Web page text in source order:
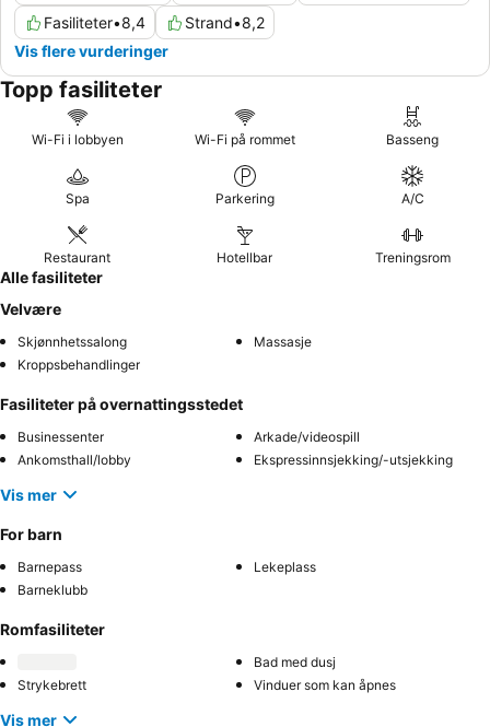
Fasiliteter•8,4 Strand•8,2
Vis flere vurderinger
Topp fasiliteter
Wi-Fi i lobbyen Wi-Fi på rommet Basseng
Spa Parkering A/C
Restaurant Hotellbar Treningsrom
Alle fasiliteter
Velvære
Skjønnhetssalong
Massasje
Kroppsbehandlinger
Fasiliteter på overnattingsstedet
Businessenter
Arkade/videospill
Ankomsthall/lobby
Ekspressinnsjekking/-utsjekking
Vis mer
For barn
Barnepass
Lekeplass
Barneklubb
Romfasiliteter
Bad med dusj
Strykebrett
Vinduer som kan åpnes
Vis mer